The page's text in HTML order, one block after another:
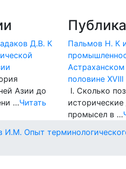
Д.В. К
Азии до
…Читать
Пальмов Н. К
половине XVIII
I. Сколько
промысел в …
И.М. Опыт